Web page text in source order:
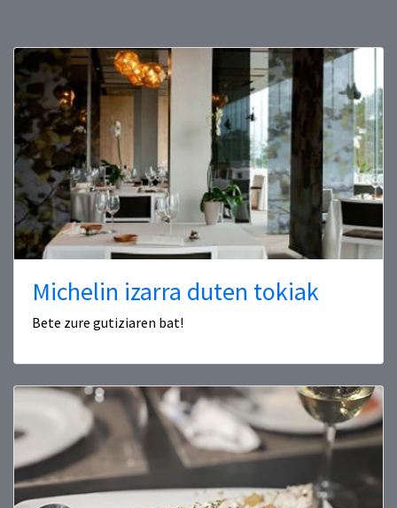
Michelin izarra duten tokiak
Bete zure gutiziaren bat!